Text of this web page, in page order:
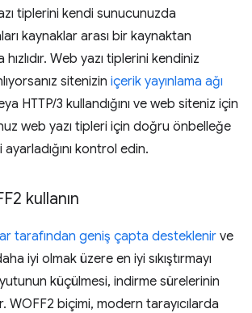
tiplerini kendi sunucunuzda
kaynaklar arası bir kaynaktan
Web yazı tiplerini kendiniz
sitenizin içerik yayınlama ağı
HTTP/3 kullandığını ve web siteniz için
web yazı tipleri için doğru önbelleğe
kontrol edin.
kullanın
tarafından geniş çapta desteklenir ve
iyi olmak üzere en iyi sıkıştırmayı
küçülmesi, indirme sürelerinin
WOFF2 biçimi, modern tarayıcılarda